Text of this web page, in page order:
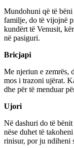
Mundohuni që të
familje, do të vijojnë
kundërt të Venusit,
në pasiguri.
Bricjapi
Me njeriun e zemrës,
mos i trazoni ujërat.
dhe për të menduar
Ujori
Në dashuri do të
nëse duhet të
rinisur, por ju ndiheni